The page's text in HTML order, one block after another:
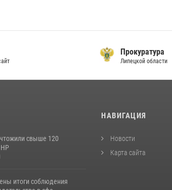
Прокуратура
Липецкой области
свыше 120
итоги соблюдения
НАВИГАЦИЯ
Новости
Карта сайта